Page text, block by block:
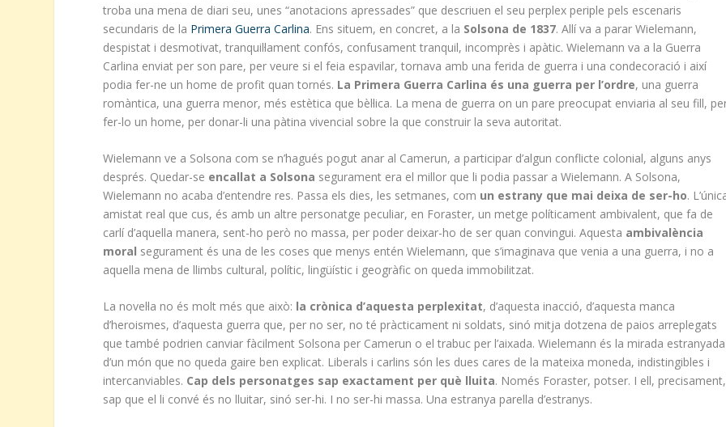
troba una mena de diari seu, unes “anotacions apressades” que descriuen el seu perplex periple pels escenaris
secundaris de la Primera Guerra Carlina. Ens situem, en concret, a la Solsona de 1837. Allí va a parar Wielemann,
despistat i desmotivat, tranquil·lament confós, confusament tranquil, incomprès i apàtic. Wielemann va a la Guerra
Carlina enviat per son pare, per veure si el feia espavilar, tornava amb una ferida de guerra i una condecoració i així
podia fer-ne un home de profit quan tornés. La Primera Guerra Carlina és una guerra per l’ordre, una guerra
romàntica, una guerra menor, més estètica que bèl·lica. La mena de guerra on un pare preocupat enviaria al seu fill,
fer-lo un home, per donar-li una pàtina vivencial sobre la que construir la seva autoritat.
Wielemann ve a Solsona com se n’hagués pogut anar al Camerun, a participar d’algun conflicte colonial, alguns anys
després. Quedar-se encallat a Solsona segurament era el millor que li podia passar a Wielemann. A Solsona,
Wielemann no acaba d’entendre res. Passa els dies, les setmanes, com un estrany que mai deixa de ser-ho.
amistat real que cus, és amb un altre personatge peculiar, en Foraster, un metge políticament ambivalent, que fa de
carlí d’aquella manera, sent-ho però no massa, per poder deixar-ho de ser quan convingui. Aquesta ambivalència
moral segurament és una de les coses que menys entén Wielemann, que s’imaginava que venia a una guerra, i no a
aquella mena de llimbs cultural, polític, lingüístic i geogràfic on queda immobilitzat.
La novel·la no és molt més que això: la crònica d’aquesta perplexitat, d’aquesta inacció, d’aquesta manca
d’heroismes, d’aquesta guerra que, per no ser, no té pràcticament ni soldats, sinó mitja dotzena de paios arreplegats
que també podrien canviar fàcilment Solsona per Camerun o el trabuc per l’aixada. Wielemann és la mirada estranyada
d’un món que no queda gaire ben explicat. Liberals i carlins són les dues cares de la mateixa moneda, indistingibles i
intercanviables. Cap dels personatges sap exactament per què lluita. Només Foraster, potser. I ell, precisament,
sap que el li convé és no lluitar, sinó ser-hi. I no ser-hi massa. Una estranya parella d’estranys.